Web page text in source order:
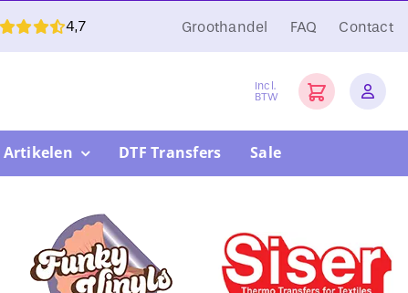
4,7 Groothandel FAQ Contact
Incl.
BTW
Artikelen DTF Transfers Sale